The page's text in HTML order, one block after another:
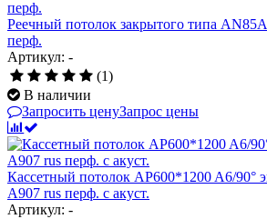
Реечный потолок закрытого типа
перф.
Артикул: -
(1)
В наличии
Запросить ценуЗапрос цены
Кассетный потолок AP600*1200 A6/90°
А907 rus перф. с акуст.
Артикул: -